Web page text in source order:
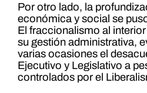
Por otro lado, la
económica y social se
El fraccionalismo al
su gestión administrativa,
varias ocasiones el
Ejecutivo y Legislativo a
controlados por el